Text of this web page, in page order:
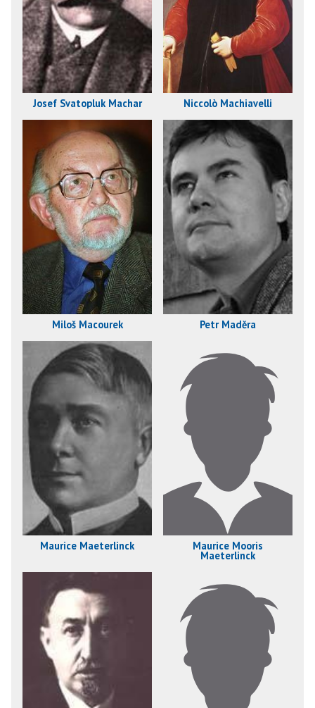
Josef Svatopluk Machar Niccolò Machiavelli
Miloš Macourek Petr Maděra
Maurice Maeterlinck Maurice Mooris
Maeterlinck